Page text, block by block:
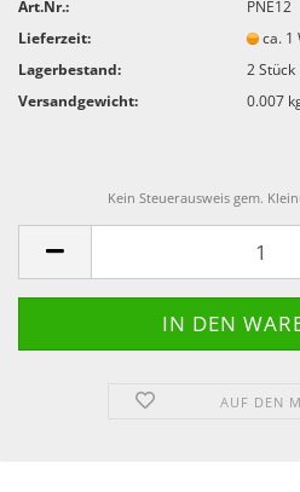
Art.Nr.:
PNE12
Lieferzeit:
ca. 1
Lagerbestand: 2Stück
Versandgewicht:
0.007
Kein Steuerausweis gem.
AUF DEN